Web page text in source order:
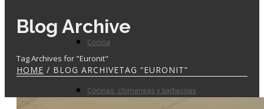
Cocina
Cocinas, chimeneas y barbacoas
Blog Archive
Tag Archives for "Euronit"
HOME / BLOG ARCHIVETAG “EURONIT”